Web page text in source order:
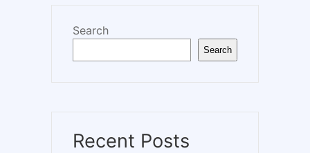
Search
Search
Recent Posts